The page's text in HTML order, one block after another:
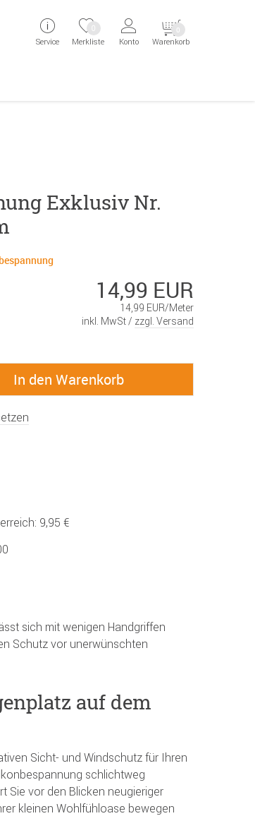
Service Merkliste
0
Konto Warenkorb
0
Exklusiv Nr.
14,99 EUR
14,99 EUR/Meter
inkl. MwSt / zzgl. Versand
9,95 €
sich mit wenigen Handgriffen
Schutz vor unerwünschten
auf dem
Sicht- und Windschutz für Ihren
schlichtweg
Sie vor den Blicken neugieriger
kleinen Wohlfühloase bewegen